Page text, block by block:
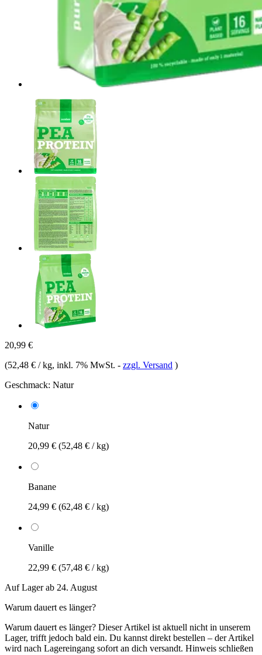
20,99 €
(52,48 € / kg, inkl. 7% MwSt. - zzgl. Versand )
Geschmack: Natur
Natur
20,99 € (52,48 € / kg)
Banane
24,99 € (62,48 € / kg)
Vanille
22,99 € (57,48 € / kg)
Auf Lager ab 24. August
Warum dauert es länger?
Warum dauert es länger? Dieser Artikel ist aktuell nicht in unserem
Lager, trifft jedoch bald ein. Du kannst direkt bestellen – der Artikel
wird nach Lagereingang sofort an dich versandt. Hinweis schließen